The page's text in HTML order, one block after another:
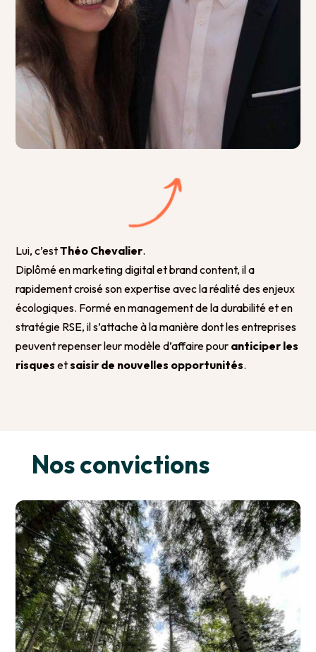
Lui, c’estThéo Chevalier.
Diplômé en marketing digital et brand content, il a
rapidement croisé son expertise avec la réalité des enjeux
écologiques. Formé en management de la durabilité et en
stratégie RSE, il s’attache à la manière dont les entreprises
peuvent repenser leur modèle d’affaire pour anticiper les
risques etsaisir de nouvelles opportunités.
Nos convictions